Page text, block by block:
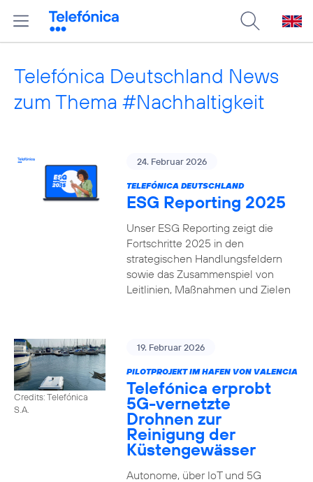
Telefónica Deutschland News
zum Thema #Nachhaltigkeit
24. Februar 2026
TELEFÓNICA DEUTSCHLAND
ESG Reporting 2025
Unser ESG Reporting zeigt die
Fortschritte 2025 in den
strategischen Handlungsfeldern
sowie das Zusammenspiel von
Leitlinien, Maßnahmen und Zielen
Credits: Telefónica
S.A.
19. Februar 2026
PILOTPROJEKT IM HAFEN VON VALENCIA
Telefónica erprobt
5G-vernetzte
Drohnen zur
Reinigung der
Küstengewässer
Autonome, über IoT und 5G